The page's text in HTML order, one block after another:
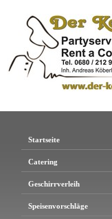
Startseite
Catering
Geschirrverleih
Speisenvorschläge